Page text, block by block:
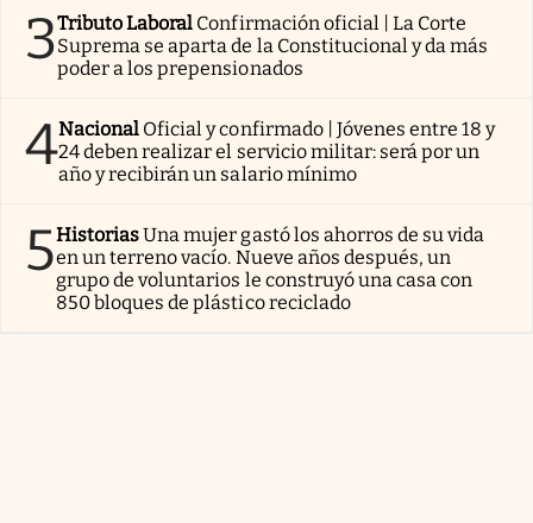
3Tributo Laboral Confirmación oficial | La Corte
Suprema se aparta de la Constitucional y da más
poder a los prepensionados
4Nacional Oficial y confirmado | Jóvenes entre 18 y
24 deben realizar el servicio militar: será por un
año y recibirán un salario mínimo
5HistoriasUna mujer gastó los ahorros de su vida
en un terreno vacío. Nueve años después, un
grupo de voluntarios le construyó una casa con
850 bloques de plástico reciclado